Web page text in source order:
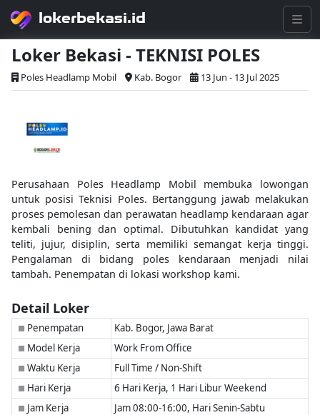
lokerbekasi.id
Loker Bekasi - TEKNISI POLES
Poles Headlamp Mobil Kab. Bogor 13 Jun - 13 Jul 2025
Perusahaan Poles Headlamp Mobil membuka lowongan
untuk posisi Teknisi Poles. Bertanggung jawab melakukan
proses pemolesan dan perawatan headlamp kendaraan agar
kembali bening dan optimal. Dibutuhkan kandidat yang
teliti, jujur, disiplin, serta memiliki semangat kerja tinggi.
Pengalaman di bidang poles kendaraan menjadi nilai
tambah. Penempatan di lokasi workshop kami.
Detail Loker
■ Penempatan Kab. Bogor, Jawa Barat
■ Model Kerja Work From Office
■ Waktu Kerja Full Time / Non-Shift
■ Hari Kerja 6 Hari Kerja, 1 Hari Libur Weekend
■ Jam Kerja Jam 08:00-16:00, Hari Senin-Sabtu